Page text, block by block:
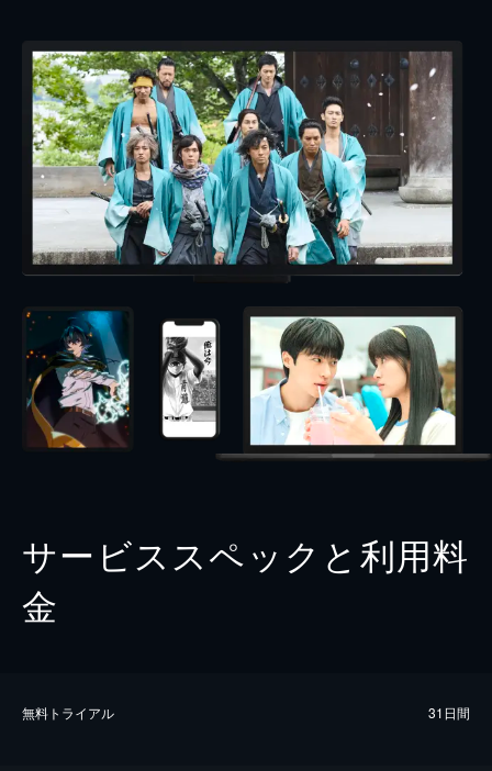
サービススペックと利用料
金
無料トライアル 31日間